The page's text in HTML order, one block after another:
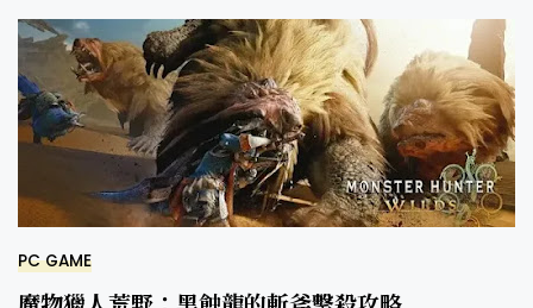
PC GAME